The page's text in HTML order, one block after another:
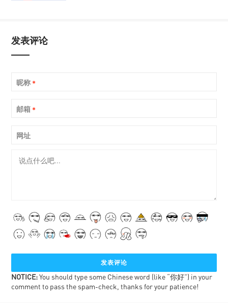
发表评论
昵称 *
邮箱 *
网址
NOTICE:You should type some Chinese word (like “你好”) in your
comment to pass the spam-check, thanks for your patience!